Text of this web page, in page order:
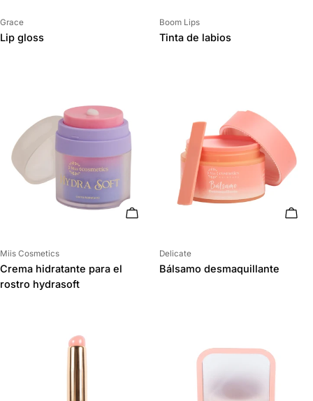
Proveedor:
Grace
Lip gloss
Proveedor:
Boom Lips
Tinta de labios
AÑADIR AL CARRITO
Proveedor:
Miis Cosmetics
Crema hidratante para el
rostro hydrasoft
Proveedor:
Delicate
Bálsamo desmaquillante